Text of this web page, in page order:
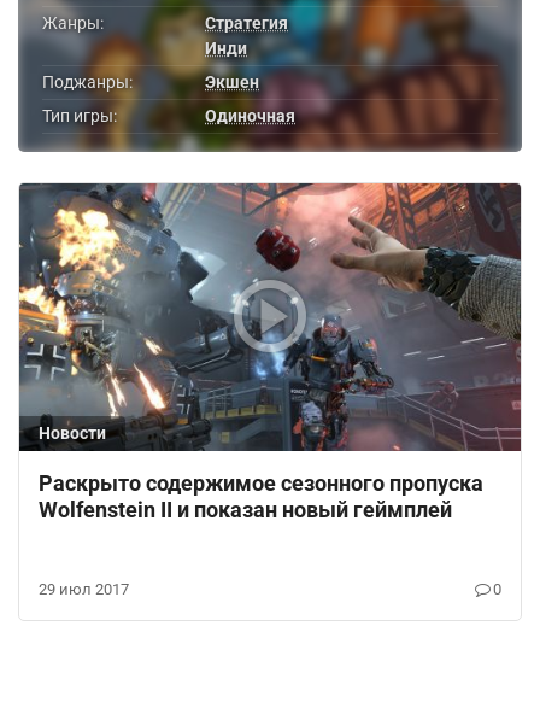
Жанры:
Стратегия
Инди
Поджанры:
Экшен
Тип игры:
Одиночная
Новости
Раскрыто содержимое сезонного пропуска
Wolfenstein II и показан новый геймплей
29 июл 2017 0